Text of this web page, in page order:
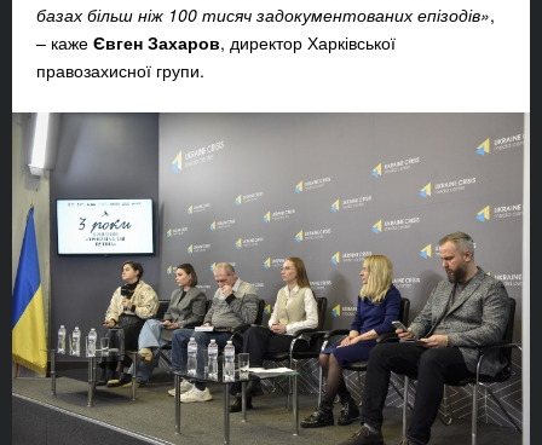
базах більш ніж 100 тисяч задокументованих епізодів»,
– каже Євген Захаров, директор Харківської
правозахисної групи.